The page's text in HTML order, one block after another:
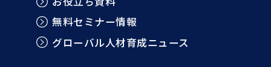
無料セミナー情報
グローバル人材育成ニュース